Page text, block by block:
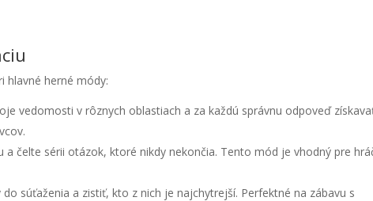
hlavné herné módy:
vedomosti v rôznych oblastiach a za každú správnu odpoveď
a čelte sérii otázok, ktoré nikdy nekončia. Tento mód je vhodný pre
súťaženia a zistiť, kto z nich je najchytrejší. Perfektné na zábavu s